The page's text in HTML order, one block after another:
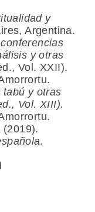
y
Argentina.
y otras
Vol. XXII).
tabú y otras
Vol. XIII).
(2019).